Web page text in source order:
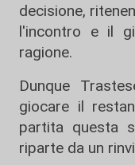
decisione,
l'incontro e il
ragione.
Dunque
giocare il
partita questa
riparte da un